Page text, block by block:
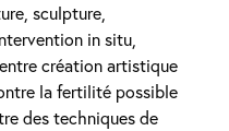
sculpture,
in situ,
création artistique
la fertilité possible
des techniques de